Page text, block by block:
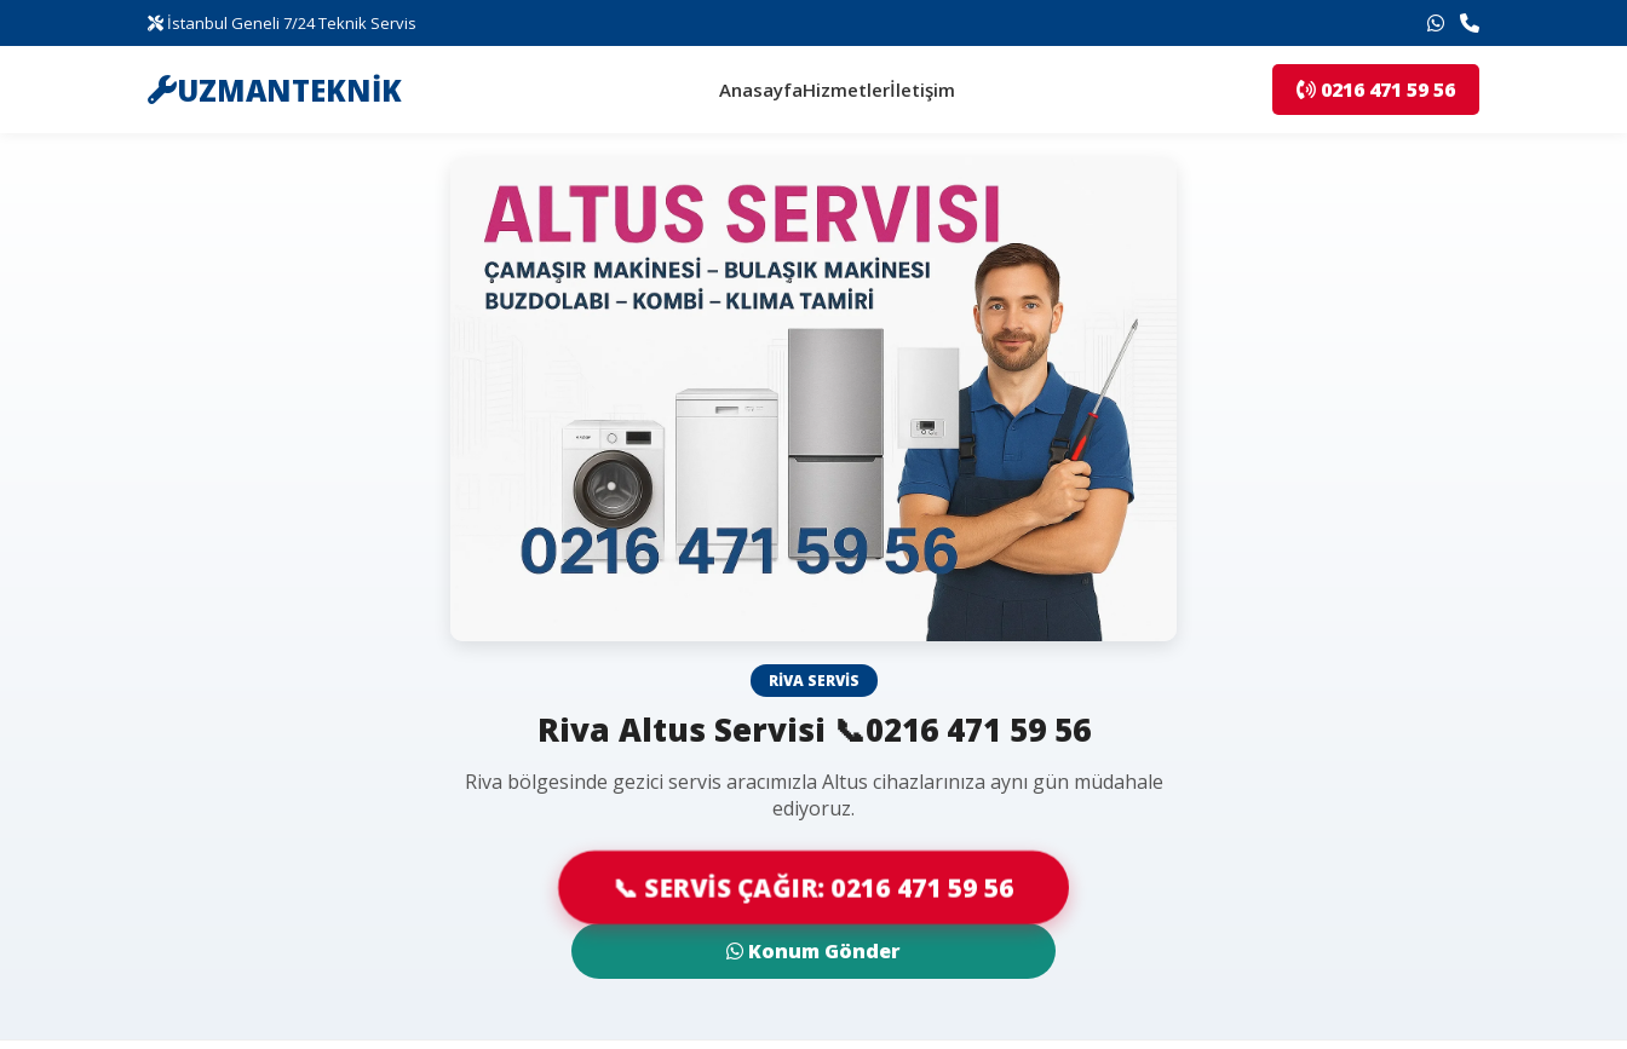
İstanbul Geneli 7/24 Teknik Servis
UZMANTEKNİK AnasayfaHizmetlerİletişim 0216 471 59 56
RIVA SERVIS
Riva Altus Servisi 📞0216 471 59 56
Riva bölgesinde gezici servis aracımızla Altus cihazlarınıza aynı gün müdahale
ediyoruz.
📞 SERVİS ÇAĞIR: 0216 471 59 56
Konum Gönder